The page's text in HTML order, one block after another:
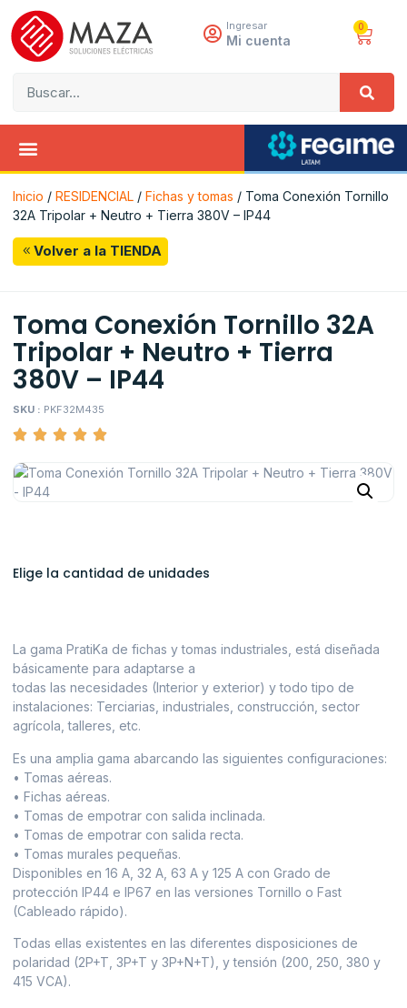
Ingresar
Mi cuenta
0
Inicio / RESIDENCIAL / Fichas y tomas / Toma Conexión Tornillo
32A Tripolar + Neutro + Tierra 380V – IP44
Volver a la TIENDA
Toma Conexión Tornillo 32A
Tripolar + Neutro + Tierra
380V – IP44
SKU : PKF32M435
Elige la cantidad de unidades
La gama PratiKa de fichas y tomas industriales, está diseñada
básicamente para adaptarse a
todas las necesidades (Interior y exterior) y todo tipo de
instalaciones: Terciarias, industriales, construcción, sector
agrícola, talleres, etc.
Es una amplia gama abarcando las siguientes configuraciones:
• Tomas aéreas.
• Fichas aéreas.
• Tomas de empotrar con salida inclinada.
• Tomas de empotrar con salida recta.
• Tomas murales pequeñas.
Disponibles en 16 A, 32 A, 63 A y 125 A con Grado de
protección IP44 e IP67 en las versiones Tornillo o Fast
(Cableado rápido).
Todas ellas existentes en las diferentes disposiciones de
polaridad (2P+T, 3P+T y 3P+N+T), y tensión (200, 250, 380 y
415 VCA).